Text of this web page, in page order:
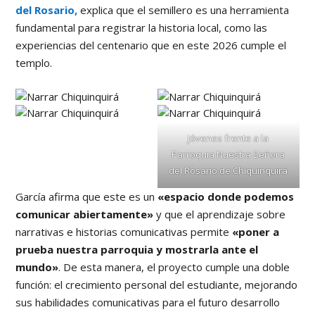
del Rosario, explica que el semillero es una herramienta
fundamental para registrar la historia local, como las
experiencias del centenario que en este 2026 cumple el
templo.
Jóvenes frente a la
Parroquia Nuestra Señora
del Rosario de Chiquinquirá
García afirma que este es un «espacio donde podemos
comunicar abiertamente» y que el aprendizaje sobre
narrativas e historias comunicativas permite «poner a
prueba nuestra parroquia y mostrarla ante el
mundo». De esta manera, el proyecto cumple una doble
función: el crecimiento personal del estudiante, mejorando
sus habilidades comunicativas para el futuro desarrollo